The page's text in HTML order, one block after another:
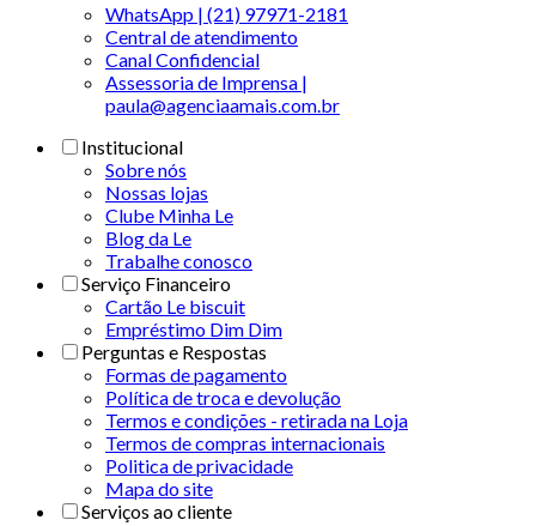
WhatsApp | (21) 97971-2181
Central de atendimento
Canal Confidencial
Assessoria de Imprensa |
paula@agenciaamais.com.br
Institucional
Sobre nós
Nossas lojas
Clube Minha Le
Blog da Le
Trabalhe conosco
Serviço Financeiro
Cartão Le biscuit
Empréstimo Dim Dim
Perguntas e Respostas
Formas de pagamento
Política de troca e devolução
Termos e condições - retirada na Loja
Termos de compras internacionais
Politica de privacidade
Mapa do site
Serviços ao cliente